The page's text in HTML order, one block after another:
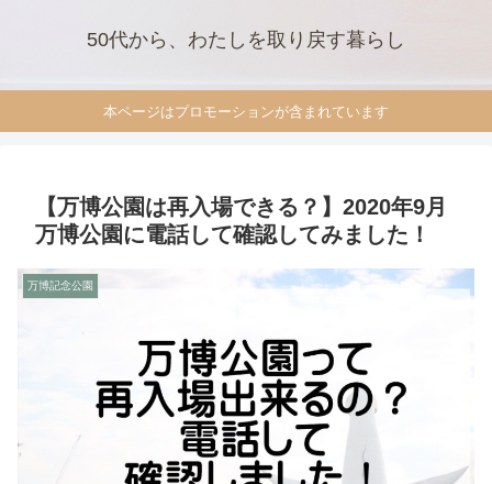
50代から、わたしを取り戻す暮らし
本ページはプロモーションが含まれています
【万博公園は再入場できる？】2020年9月
万博公園に電話して確認してみました！
万博記念公園